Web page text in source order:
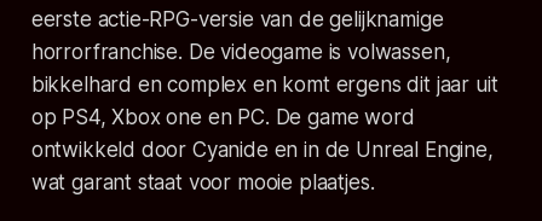
eerste actie-RPG-versie van de gelijknamige
horrorfranchise. De videogame is volwassen,
bikkelhard en complex en komt ergens dit jaar uit
op PS4, Xbox one en PC. De game word
ontwikkeld door Cyanide en in de Unreal Engine,
wat garant staat voor mooie plaatjes.